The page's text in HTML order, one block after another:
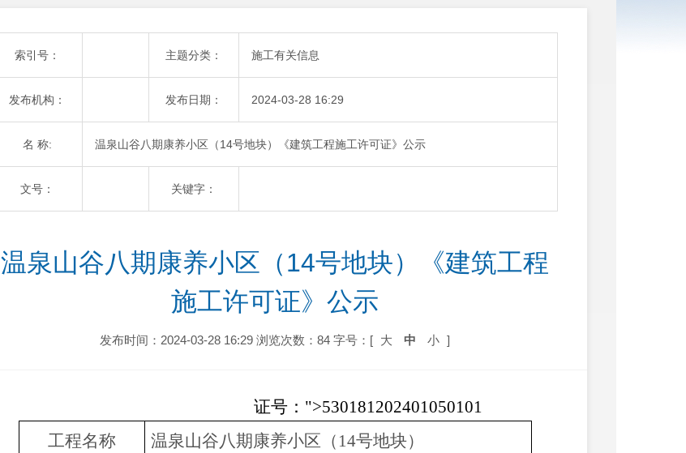
索引号： 主题分类： 施工有关信息
发布机构： 发布日期： 2024-03-28 16:29
名 称: 温泉山谷八期康养小区（14号地块）《建筑工程施工许可证》公示
文号： 关键字：
温泉山谷八期康养小区（14号地块）《建筑工程
施工许可证》公示
发布时间：2024-03-28 16:29 浏览次数：84 字号：[ 大 中 小 ]
证号： ">530181202401050101
工程名称 温泉山谷八期康养小区（ 14号地块）